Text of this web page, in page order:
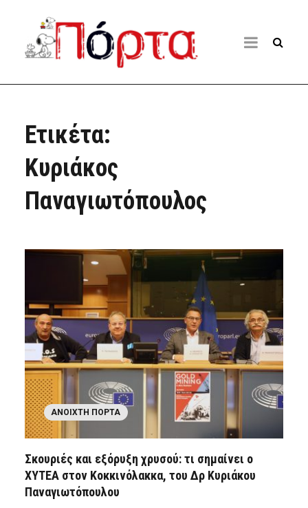
Ετικέτα:
Κυριάκος
Παναγιωτόπουλος
ΑΝΟΙΧΤΉ ΠΌΡΤΑ
Σκουριές και εξόρυξη χρυσού: τι σημαίνει ο
ΧΥΤΕΑ στον Κοκκινόλακκα, του Δρ Κυριάκου
Παναγιωτόπουλου